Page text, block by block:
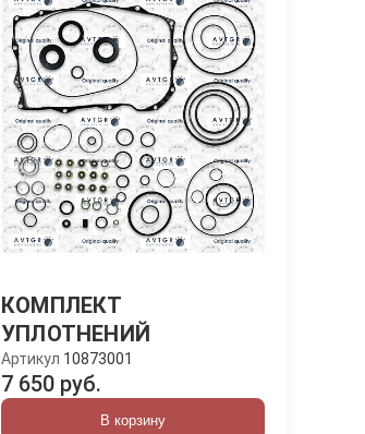
КОМПЛЕКТ
УПЛОТНЕНИЙ
Артикул 10873001
7 650 руб.
В корзину